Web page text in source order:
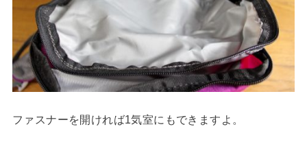
ファスナーを開ければ1気室にもできますよ。